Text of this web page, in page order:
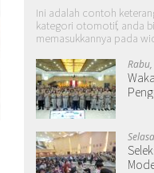
Ini adalah contoh
kategori otomotif, anda
memasukkannya pada